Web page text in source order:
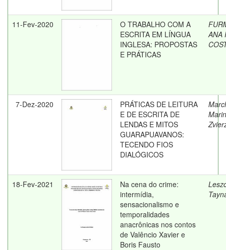
11-Fev-2020
O TRABALHO COM A
ESCRITA EM LÍNGUA
INGLESA: PROPOSTAS
E PRÁTICAS
ANA
7-Dez-2020
PRÁTICAS DE LEITURA
E DE ESCRITA DE
LENDAS E MITOS
GUARAPUAVANOS:
TECENDO FIOS
DIALÓGICOS
18-Fev-2021
Na cena do crime:
intermídia,
sensacionalismo e
temporalidades
anacrônicas nos contos
de Valêncio Xavier e
Boris Fausto